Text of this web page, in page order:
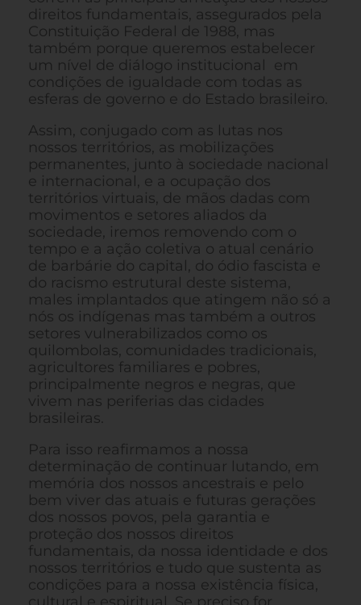
direitos fundamentais, assegurados pela
Constituição Federal de 1988, mas
também porque queremos estabelecer
um nível de diálogo institucional em
condições de igualdade com todas as
esferas de governo e do Estado brasileiro.
Assim, conjugado com as lutas nos
nossos territórios, as mobilizações
permanentes, junto à sociedade nacional
e internacional, e a ocupação dos
territórios virtuais, de mãos dadas com
movimentos e setores aliados da
sociedade, iremos removendo com o
tempo e a ação coletiva o atual cenário
de barbárie do capital, do ódio fascista e
do racismo estrutural deste sistema,
males implantados que atingem não só a
nós os indígenas mas também a outros
setores vulnerabilizados como os
quilombolas, comunidades tradicionais,
agricultores familiares e pobres,
principalmente negros e negras, que
vivem nas periferias das cidades
brasileiras.
Para isso reafirmamos a nossa
determinação de continuar lutando, em
memória dos nossos ancestrais e pelo
bem viver das atuais e futuras gerações
dos nossos povos, pela garantia e
proteção dos nossos direitos
fundamentais, da nossa identidade e dos
nossos territórios e tudo que sustenta as
condições para a nossa existência física,